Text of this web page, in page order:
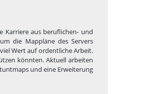
Karriere aus beruflichen- und
die Mappläne des Servers
Wert auf ordentliche Arbeit.
könnten. Aktuell arbeiten
und eine Erweiterung